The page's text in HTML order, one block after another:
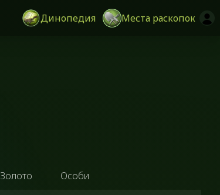
Динопедия Места раскопок
Золото Особи